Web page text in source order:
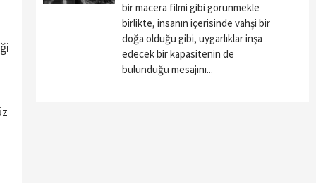
bir macera filmi gibi görünmekle
birlikte, insanın içerisinde vahşi bir
doğa olduğu gibi, uygarlıklar inşa
edecek bir kapasitenin de
bulunduğu mesajını...